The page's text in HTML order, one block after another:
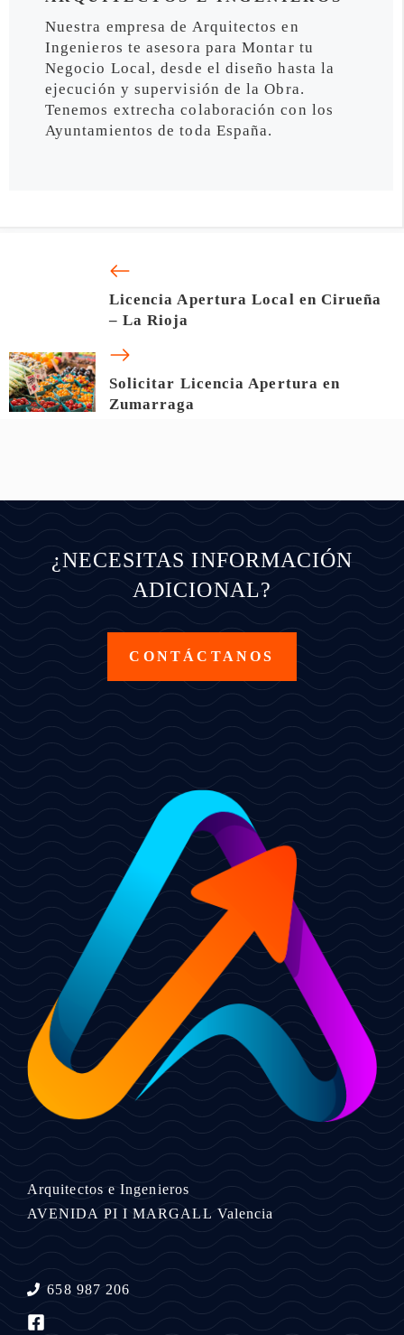
Nuestra empresa de Arquitectos en
Ingenieros te asesora para Montar tu
Negocio Local, desde el diseño hasta la
ejecución y supervisión de la Obra.
Tenemos extrecha colaboración con los
Ayuntamientos de toda España.
Licencia Apertura Local en Cirueña
– La Rioja
Solicitar Licencia Apertura en
Zumarraga
¿NECESITAS INFORMACIÓN
ADICIONAL?
CONTÁCTANOS
Arquitectos e Ingenieros
AVENIDA PI I MARGALL Valencia
658 987 206